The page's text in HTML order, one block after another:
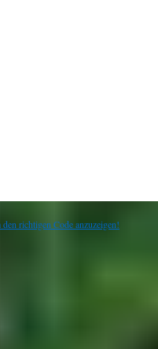
richtigen Code anzuzeigen!